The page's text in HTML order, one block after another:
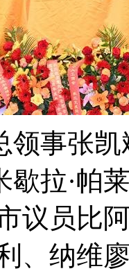
领事张
歇拉·帕
议员比
、纳维